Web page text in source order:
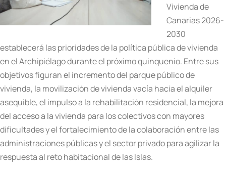
Vivienda de
Canarias 2026-
2030
establecerá las prioridades de la política pública de vivienda
en el Archipiélago durante el próximo quinquenio. Entre sus
objetivos figuran el incremento del parque público de
vivienda, la movilización de vivienda vacía hacia el alquiler
asequible, el impulso a la rehabilitación residencial, la mejora
del acceso a la vivienda para los colectivos con mayores
dificultades y el fortalecimiento de la colaboración entre las
administraciones públicas y el sector privado para agilizar la
respuesta al reto habitacional de las Islas.